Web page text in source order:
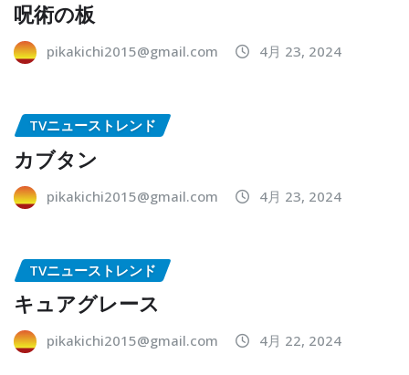
呪術の板
pikakichi2015@gmail.com 4月 23, 2024
TVニューストレンド
カブタン
pikakichi2015@gmail.com 4月 23, 2024
TVニューストレンド
キュアグレース
pikakichi2015@gmail.com 4月 22, 2024